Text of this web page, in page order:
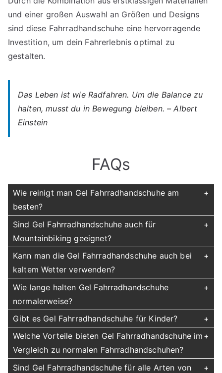
und einer großen Auswahl an Größen und Designs
sind diese Fahrradhandschuhe eine hervorragende
Investition, um dein Fahrerlebnis optimal zu
gestalten.
Das Leben ist wie Radfahren. Um die Balance zu
halten, musst du in Bewegung bleiben. – Albert
Einstein
FAQs
Wie reinigt man Gel Fahrradhandschuhe am
besten?
Sind Gel Fahrradhandschuhe auch für
Mountainbiking geeignet?
Kann man die Gel Fahrradhandschuhe auch bei
kaltem Wetter verwenden?
Wie lange halten Gel Fahrradhandschuhe
normalerweise?
Gibt es Gel Fahrradhandschuhe für Kinder?
Welche Vorteile bieten Gel Fahrradhandschuhe im
Vergleich zu normalen Fahrradhandschuhen?
Sind Gel Fahrradhandschuhe für alle Arten von